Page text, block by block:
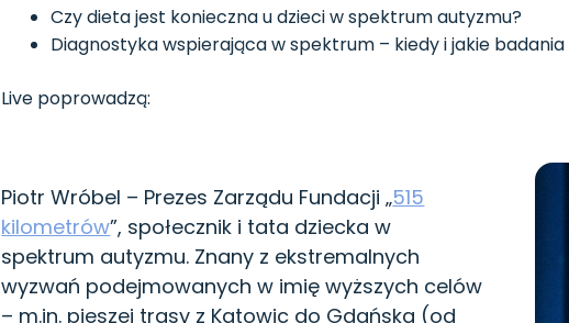
Czy dieta jest konieczna u dzieci w spektrum autyzmu?
Diagnostyka wspierająca w spektrum – kiedy i jakie
Live poprowadzą:
Piotr Wróbel – Prezes Zarządu Fundacji „515
kilometrów”, społecznik i tata dziecka w
spektrum autyzmu. Znany z ekstremalnych
wyzwań podejmowanych w imię wyższych celów
– m.in. pieszej trasy z Katowic do Gdańska (od